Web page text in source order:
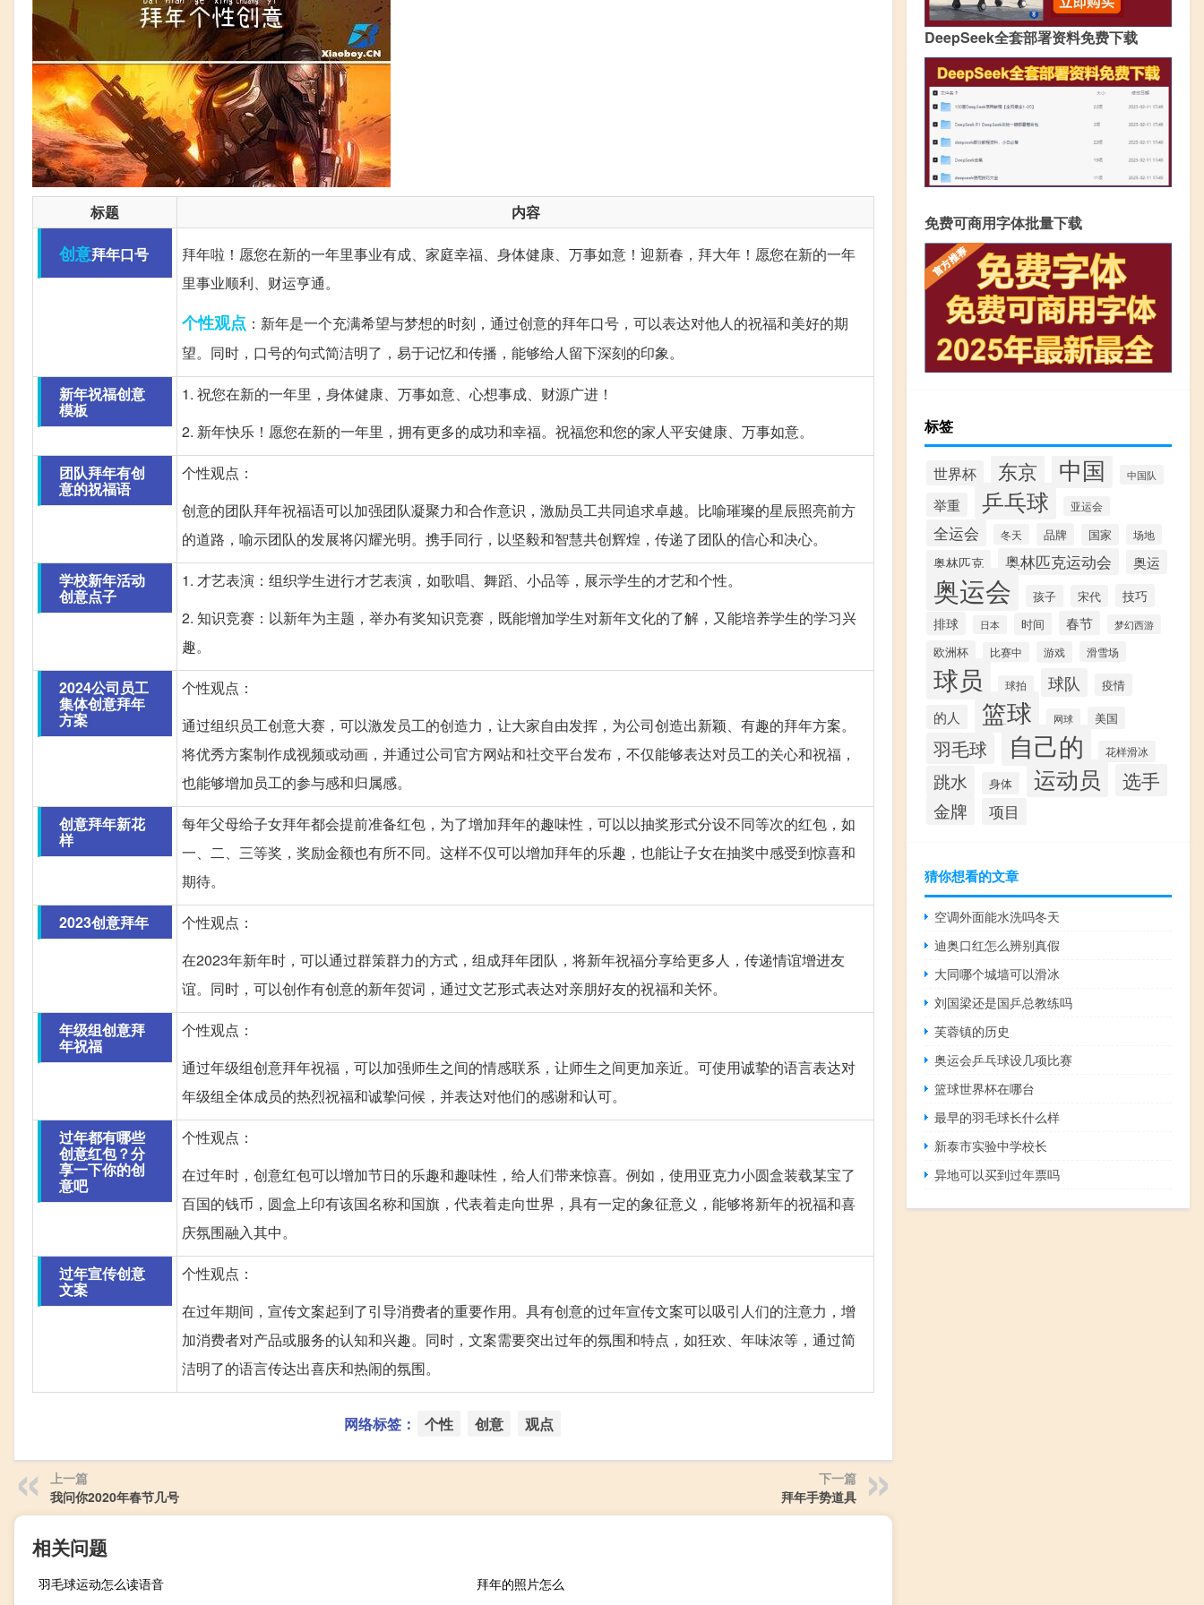
标题 内容
创意拜年口号
拜年啦！愿您在新的一年里事业有成、家庭幸福、身体健康、万事如意！迎新春，拜大年！愿您在新的一年
里事业顺利、财运亨通。
个性观点 ：新年是一个充满希望与梦想的时刻，通过创意的拜年口号，可以表达对他人的祝福和美好的期
望。同时，口号的句式简洁明了，易于记忆和传播，能够给人留下深刻的印象。
新年祝福创意
模板
1. 祝您在新的一年里，身体健康、万事如意、心想事成、财源广进！
2. 新年快乐！愿您在新的一年里，拥有更多的成功和幸福。祝福您和您的家人平安健康、万事如意。
团队拜年有创
意的祝福语
个性观点：
创意的团队拜年祝福语可以加强团队凝聚力和合作意识，激励员工共同追求卓越。比喻璀璨的星辰照亮前方
的道路，喻示团队的发展将闪耀光明。携手同行，以坚毅和智慧共创辉煌，传递了团队的信心和决心。
学校新年活动
创意点子
1. 才艺表演：组织学生进行才艺表演，如歌唱、舞蹈、小品等，展示学生的才艺和个性。
2. 知识竞赛：以新年为主题，举办有奖知识竞赛，既能增加学生对新年文化的了解，又能培养学生的学习兴
趣。
2024公司员工
集体创意拜年
方案
个性观点：
通过组织员工创意大赛，可以激发员工的创造力，让大家自由发挥，为公司创造出新颖、有趣的拜年方案。
将优秀方案制作成视频或动画，并通过公司官方网站和社交平台发布，不仅能够表达对员工的关心和祝福，
也能够增加员工的参与感和归属感。
创意拜年新花
样
每年父母给子女拜年都会提前准备红包，为了增加拜年的趣味性，可以以抽奖形式分设不同等次的红包，如
一、二、三等奖，奖励金额也有所不同。这样不仅可以增加拜年的乐趣，也能让子女在抽奖中感受到惊喜和
期待。
2023创意拜年
个性观点：
在2023年新年时，可以通过群策群力的方式，组成拜年团队，将新年祝福分享给更多人，传递情谊增进友
谊。同时，可以创作有创意的新年贺词，通过文艺形式表达对亲朋好友的祝福和关怀。
年级组创意拜
年祝福
个性观点：
通过年级组创意拜年祝福，可以加强师生之间的情感联系，让师生之间更加亲近。可使用诚挚的语言表达对
年级组全体成员的热烈祝福和诚挚问候，并表达对他们的感谢和认可。
过年都有哪些
创意红包？分
享一下你的创
意吧
个性观点：
在过年时，创意红包可以增加节日的乐趣和趣味性，给人们带来惊喜。例如，使用亚克力小圆盒装载某宝了
百国的钱币，圆盒上印有该国名称和国旗，代表着走向世界，具有一定的象征意义，能够将新年的祝福和喜
庆氛围融入其中。
过年宣传创意
文案
个性观点：
在过年期间，宣传文案起到了引导消费者的重要作用。具有创意的过年宣传文案可以吸引人们的注意力，增
加消费者对产品或服务的认知和兴趣。同时，文案需要突出过年的氛围和特点，如狂欢、年味浓等，通过简
洁明了的语言传达出喜庆和热闹的氛围。
网络标签： 个性 创意 观点
上一篇
我问你2020年春节几号
下一篇
拜年手势道具
相关问题
羽毛球运动怎么读语音
拜年的照片怎么
DeepSeek全套部署资料免费下载
免费可商用字体批量下载
标签
世界杯 东京 中国 中国队
举重 乒乓球 亚运会
全运会 冬天 品牌 国家 场地
奥林匹克 奥林匹克运动会 奥运
奥运会 孩子 宋代
技巧
排球
日本 时间 春节 梦幻西游
欧洲杯 比赛中 游戏 滑雪场
球员 球拍 球队 疫情
的人 篮球 网球 美国
羽毛球 自己的 花样滑冰
跳水 身体 运动员 选手
金牌 项目
猜你想看的文章
空调外面能水洗吗冬天
迪奥口红怎么辨别真假
大同哪个城墙可以滑冰
刘国梁还是国乒总教练吗
芙蓉镇的历史
奥运会乒乓球设几项比赛
篮球世界杯在哪台
最早的羽毛球长什么样
新泰市实验中学校长
异地可以买到过年票吗